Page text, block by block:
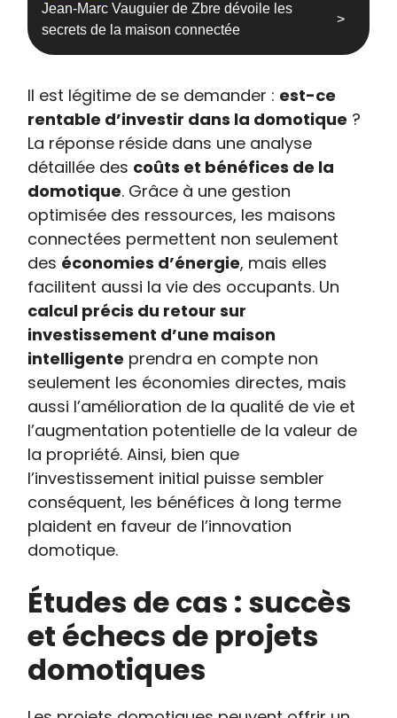
Jean-Marc Vauguier de Zbre dévoile les
secrets de la maison connectée
Il est légitime de se demander : est-ce
rentable d’investir dans la domotique ?
La réponse réside dans une analyse
détaillée des coûts et bénéfices de la
domotique. Grâce à une gestion
optimisée des ressources, les maisons
connectées permettent non seulement
des économies d’énergie, mais elles
facilitent aussi la vie des occupants. Un
calcul précis du retour sur
investissement d’une maison
intelligente prendra en compte non
seulement les économies directes, mais
aussi l’amélioration de la qualité de vie et
l’augmentation potentielle de la valeur de
la propriété. Ainsi, bien que
l’investissement initial puisse sembler
conséquent, les bénéfices à long terme
plaident en faveur de l’innovation
domotique.
Études de cas : succès
et échecs de projets
domotiques